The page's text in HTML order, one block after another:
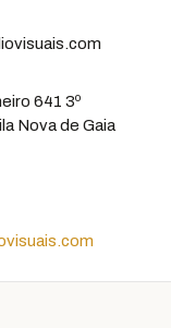
641 3º
Nova de Gaia